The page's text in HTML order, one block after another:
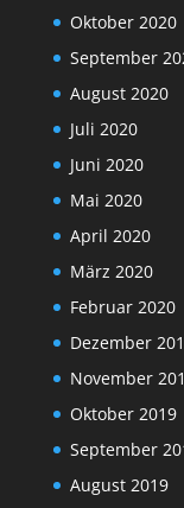
Oktober 2020
September
August 2020
Juli 2020
Juni 2020
Mai 2020
April 2020
März 2020
Februar 2020
Dezember
November
Oktober 2019
September
August 2019